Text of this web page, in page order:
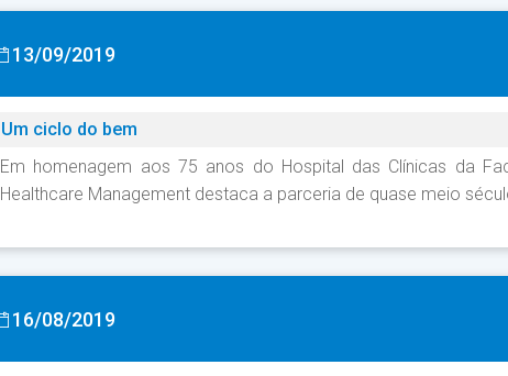
13/09/2019
Um ciclo do bem
Em homenagem aos 75 anos do Hospital das Clínicas da
Healthcare Management destaca a parceria de quase meio
16/08/2019